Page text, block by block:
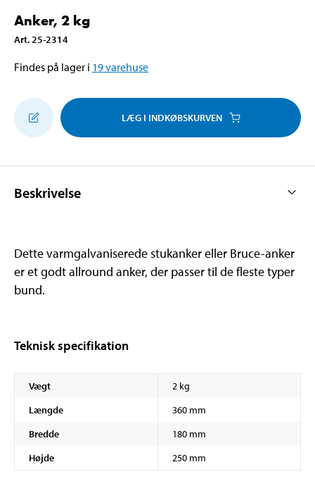
Anker, 2 kg
Art. 25-2314
Findes på lager i 19varehuse
LÆG I INDKØBSKURVEN
Beskrivelse
Dette varmgalvaniserede stukanker eller Bruce-anker
er et godt allround anker, der passer til de fleste typer
bund.
Teknisk specifikation
Vægt
2 kg
Længde
360 mm
Bredde
180 mm
Højde
250 mm